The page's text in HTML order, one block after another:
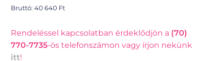
Bruttó:40 640 Ft
Rendeléssel kapcsolatban érdeklődjön a (70)
770-7735-ös telefonszámon vagy írjon nekünk
itt!